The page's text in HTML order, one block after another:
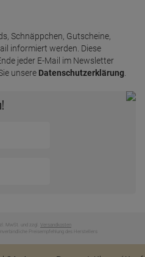
Schnäppchen, Gutscheine,
informiert werden. Diese
jeder E-Mail im Newsletter
unsere Datenschutzerklärung
MwSt. und zzgl. Versandkosten
Unverbindliche Preisempfehlung des Herstellers